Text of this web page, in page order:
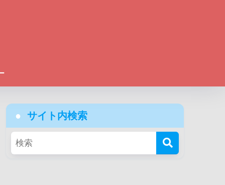
サイト内検索